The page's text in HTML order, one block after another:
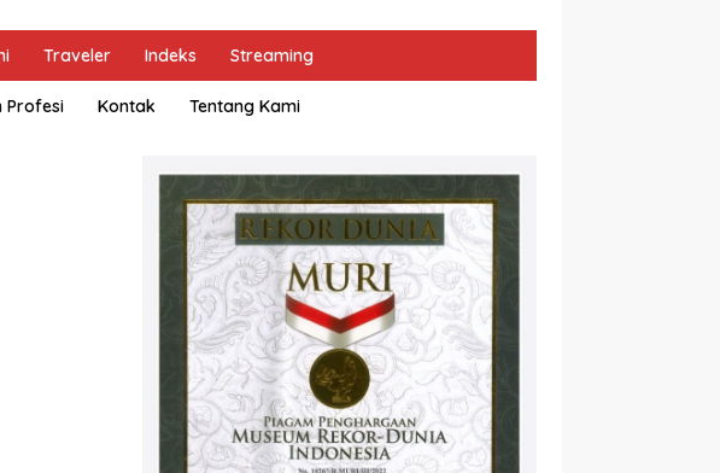
Traveler Indeks Streaming
Profesi Kontak Tentang Kami